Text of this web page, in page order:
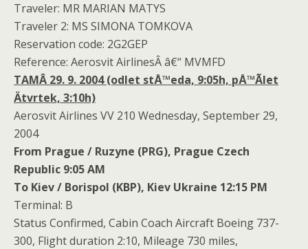
Traveler: MR MARIAN MATYS
Traveler 2: MS SIMONA TOMKOVA
Reservation code: 2G2GEP
Reference: Aerosvit AirlinesÂ â€“ MVMFD
TAMÂ 29. 9. 2004 (odlet stÅ™eda, 9:05h, pÅ™Ã­let
Ätvrtek, 3:10h)
Aerosvit Airlines VV 210 Wednesday, September 29,
2004
From Prague / Ruzyne (PRG), Prague Czech
Republic 9:05 AM
To Kiev / Borispol (KBP), Kiev Ukraine 12:15 PM
Terminal: B
Status Confirmed, Cabin Coach Aircraft Boeing 737-
300, Flight duration 2:10, Mileage 730 miles,